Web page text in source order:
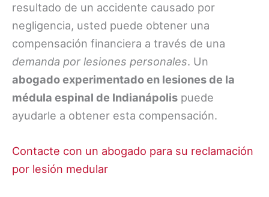
resultado de un accidente causado por
negligencia, usted puede obtener una
compensación financiera a través de una
demanda por lesiones personales. Un
abogado experimentado en lesiones de la
médula espinal de Indianápolis puede
ayudarle a obtener esta compensación.
Contacte con un abogado para su reclamación
por lesión medular